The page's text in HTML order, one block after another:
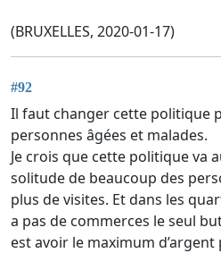
(BRUXELLES, 2020-01-17)
#92
Il faut changer cette politique
personnes âgées et malades.
Je crois que cette politique va
solitude de beaucoup des
plus de visites. Et dans les
a pas de commerces le seul
est avoir le maximum d’argent